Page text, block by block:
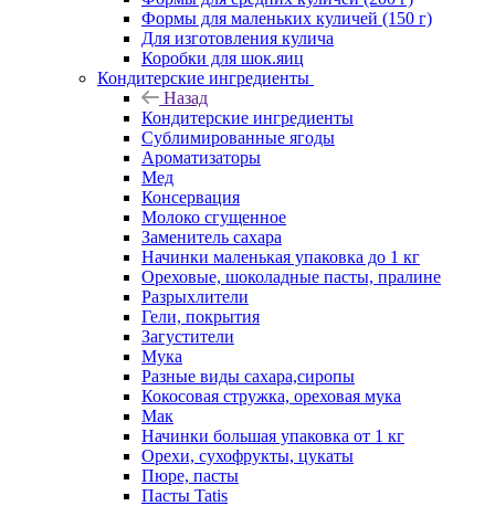
Формы для маленьких куличей (150 г)
Для изготовления кулича
Коробки для шок.яиц
Кондитерские ингредиенты
Назад
Кондитерские ингредиенты
Сублимированные ягоды
Ароматизаторы
Мед
Консервация
Молоко сгущенное
Заменитель сахара
Начинки маленькая упаковка до 1 кг
Ореховые, шоколадные пасты, пралине
Разрыхлители
Гели, покрытия
Загустители
Мука
Разные виды сахара,сиропы
Кокосовая стружка, ореховая мука
Мак
Начинки большая упаковка от 1 кг
Орехи, сухофрукты, цукаты
Пюре, пасты
Пасты Tatis